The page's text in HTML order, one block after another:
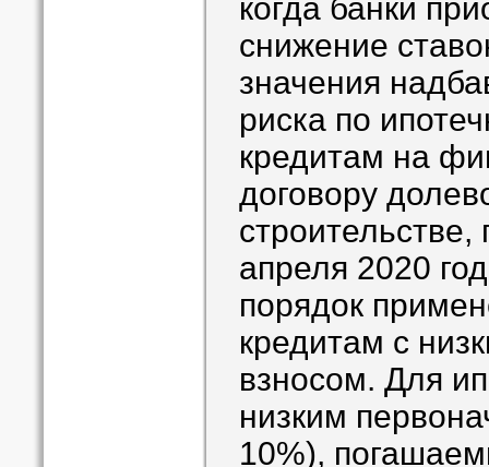
когда банки
снижение
значения
риска по
кредитам на
договору
апреля 2020
порядок
кредитам с
взносом. Для
низким
10%),